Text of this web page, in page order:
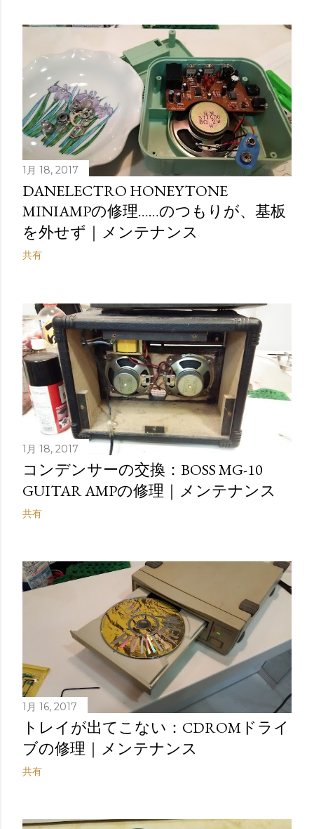
1月 18, 2017
DANELECTRO HONEYTONE
MINIAMPの修理……のつもりが、基板
を外せず｜メンテナンス
共有
1月 18, 2017
コンデンサーの交換：BOSS MG-10
GUITAR AMPの修理｜メンテナンス
共有
1月 16, 2017
トレイが出てこない：CDROMドライ
ブの修理｜メンテナンス
共有